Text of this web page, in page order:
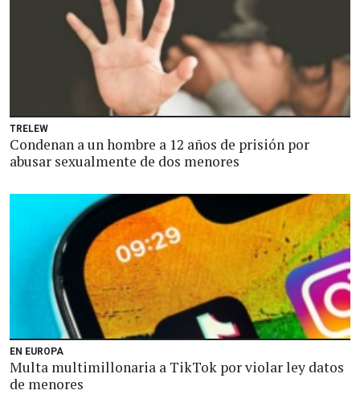
TRELEW
Condenan a un hombre a 12 años de prisión por
abusar sexualmente de dos menores
EN EUROPA
Multa multimillonaria a TikTok por violar ley datos
de menores